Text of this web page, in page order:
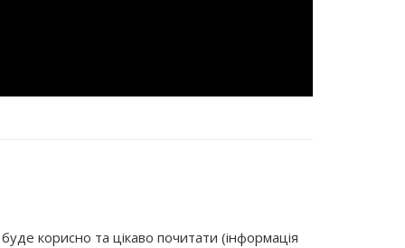
корисно та цікаво почитати (інформація